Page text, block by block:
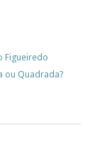
Figueiredo
ou Quadrada?